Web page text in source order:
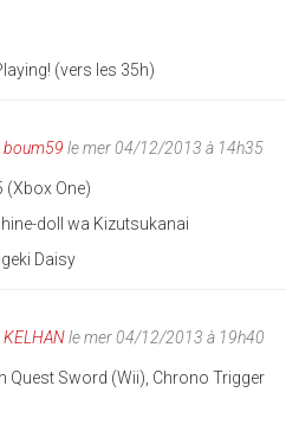
(vers les 35h)
boum59 le mer 04/12/2013 à 14h35
(Xbox One)
doll wa Kizutsukanai
Daisy
KELHANle mer 04/12/2013 à 19h40
Quest Sword (Wii), Chrono Trigger